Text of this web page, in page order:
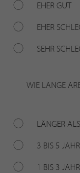
EHER GUT
EHER
SEHR
WIE LANGE
LÄNGER
3 BIS 5
1 BIS 3